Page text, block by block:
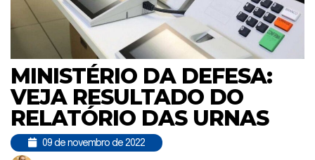
MINISTÉRIO DA DEFESA:
VEJA RESULTADO DO
RELATÓRIO DAS URNAS
09 de novembro de 2022